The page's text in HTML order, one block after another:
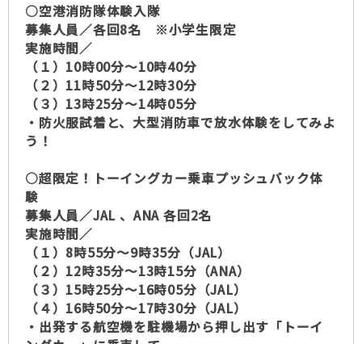
○空港消防隊体験入隊
募集人員／各回8名 ※小学生限定
実施時間／
（１）10時00分～10時40分
（２）11時50分～12時30分
（３）13時25分～14時05分
・防火服試着と、大型消防車で放水体験をしてみよ
う！
○超限定！トーイングカー乗車プッシュバック体
験
募集人員／JAL 、ANA 各回2名
実施時間／
（１）8時55分～9時35分（JAL）
（２）12時35分～13時15分（ANA）
（３）15時25分～16時05分（JAL）
（４）16時50分～17時30分（JAL）
・出発する航空機を駐機場から押し出す「トーイ